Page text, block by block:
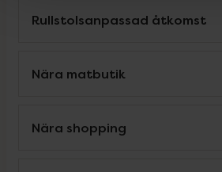
Rullstolsanpassad åtkomst
Nära matbutik
Nära shopping